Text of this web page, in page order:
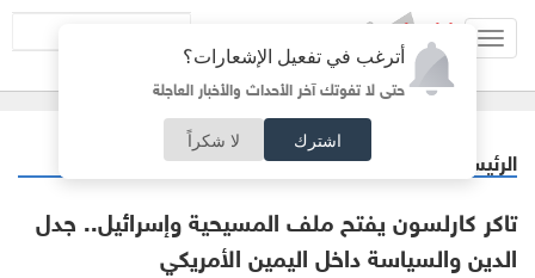
أترغب في تفعيل الإشعارات؟
حتى لا تفوتك آخر الأحداث والأخبار العاجلة
اشترك لا شكراً
الرئيسية عربي دولي
تاكر كارلسون يفتح ملف المسيحية وإسرائيل.. جدل
الدين والسياسة داخل اليمين الأمريكي